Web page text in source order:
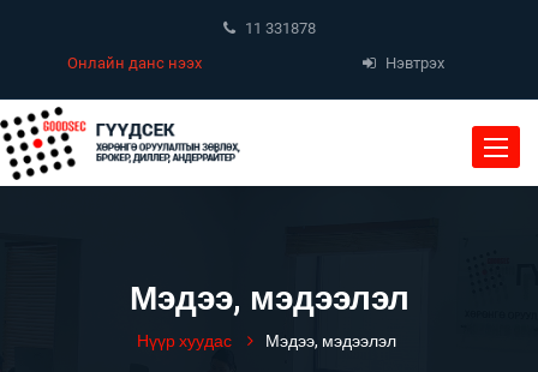
11 331878
Онлайн данс нээх
Нэвтрэх
Toggle
Мэдээ, мэдээлэл
Нүүр хуудас Мэдээ, мэдээлэл